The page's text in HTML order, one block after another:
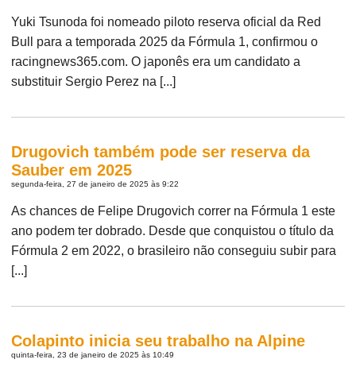
Yuki Tsunoda foi nomeado piloto reserva oficial da Red
Bull para a temporada 2025 da Fórmula 1, confirmou o
racingnews365.com. O japonês era um candidato a
substituir Sergio Perez na [...]
Drugovich também pode ser reserva da
Sauber em 2025
segunda-feira, 27 de janeiro de 2025 às 9:22
As chances de Felipe Drugovich correr na Fórmula 1 este
ano podem ter dobrado. Desde que conquistou o título da
Fórmula 2 em 2022, o brasileiro não conseguiu subir para
[...]
Colapinto inicia seu trabalho na Alpine
quinta-feira, 23 de janeiro de 2025 às 10:49